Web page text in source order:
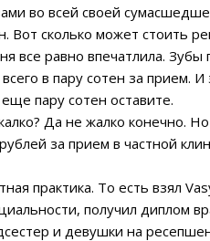
во всей своей
сколько может стоить
все равно впечатлила. Зубы
в пару сотен за прием.
пару сотен оставите.
Да не жалко конечно.
за прием в частной
практика. То есть взял
получил диплом
и девушки на